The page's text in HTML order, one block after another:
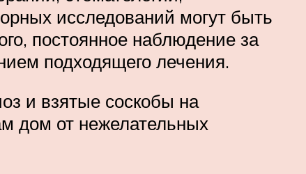
исследований могут быть
постоянное наблюдение за
подходящего лечения.
и взятые соскобы на
дом от нежелательных